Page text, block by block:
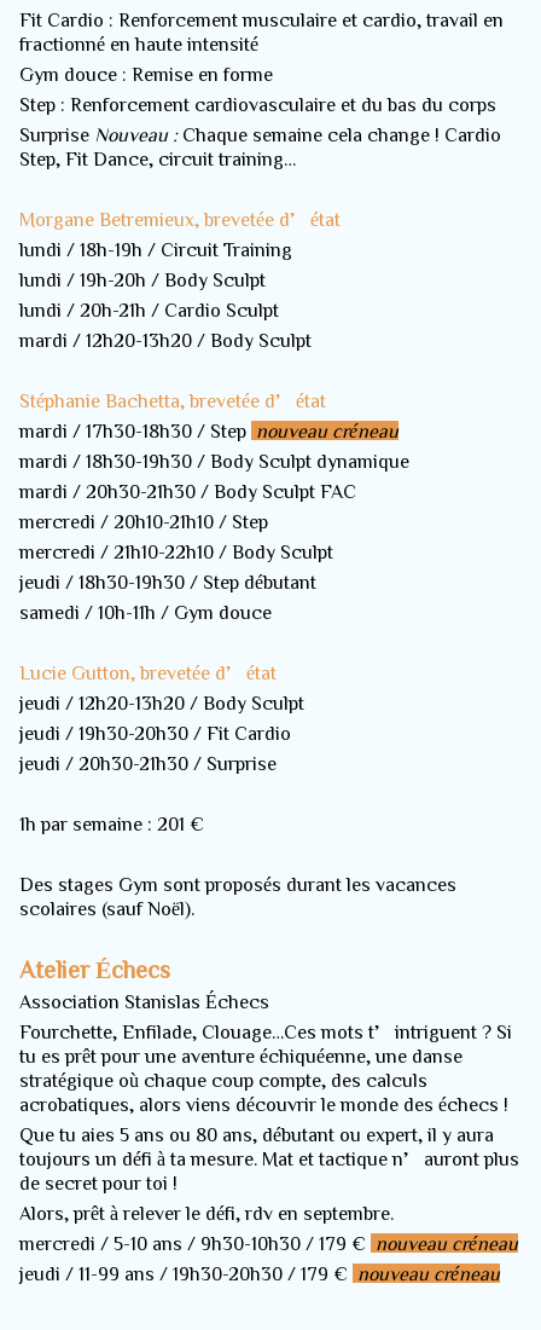
Fit Cardio : Renforcement musculaire et cardio, travail en
fractionné en haute intensité
Gym douce : Remise en forme
Step : Renforcement cardiovasculaire et du bas du corps
Surprise Nouveau : Chaque semaine cela change ! Cardio
Step, Fit Dance, circuit training…
Morgane Betremieux, brevetée d’état
lundi / 18h-19h / Circuit Training
lundi / 19h-20h / Body Sculpt
lundi / 20h-21h / Cardio Sculpt
mardi / 12h20-13h20 / Body Sculpt
Stéphanie Bachetta, brevetée d’état
mardi / 17h30-18h30 / Step
nouveau créneau
mardi / 18h30-19h30 / Body Sculpt dynamique
mardi / 20h30-21h30 / Body Sculpt FAC
mercredi / 20h10-21h10 / Step
mercredi / 21h10-22h10 / Body Sculpt
jeudi / 18h30-19h30 / Step débutant
samedi / 10h-11h / Gym douce
Lucie Gutton, brevetée d’état
jeudi / 12h20-13h20 / Body Sculpt
jeudi / 19h30-20h30 / Fit Cardio
jeudi / 20h30-21h30 / Surprise
1h par semaine : 201 €
Des stages Gym sont proposés durant les vacances
scolaires (sauf Noël).
Atelier Échecs
Association Stanislas Échecs
Fourchette, Enfilade, Clouage…Ces mots t’intriguent ? Si
tu es prêt pour une aventure échiquéenne, une danse
stratégique où chaque coup compte, des calculs
acrobatiques, alors viens découvrir le monde des échecs !
Que tu aies 5 ans ou 80 ans, débutant ou expert, il y aura
toujours un défi à ta mesure. Mat et tactique n’auront plus
de secret pour toi !
Alors, prêt à relever le défi, rdv en septembre.
mercredi / 5-10 ans / 9h30-10h30 / 179 €
nouveau créneau
jeudi / 11-99 ans / 19h30-20h30 / 179 €
nouveau créneau